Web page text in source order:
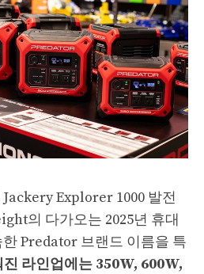
Explorer 1000 발전
의 다가오는 2025년 휴대
Predator 브랜드 이름을 특
라인업에는 350W, 600W,